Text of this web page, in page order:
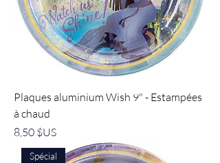
Plaques aluminium Wish 9" - Estampées
à chaud
Prix
8,50 $US
Spécial